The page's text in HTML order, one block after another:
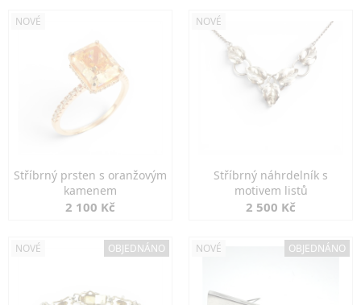
NOVÉ
Stříbrný prsten s oranžovým
kamenem
2 100 Kč
NOVÉ
Stříbrný náhrdelník s
motivem listů
2 500 Kč
NOVÉ OBJEDNÁNO NOVÉ OBJEDNÁNO